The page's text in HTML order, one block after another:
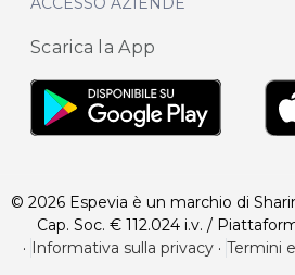
Scarica la App
© 2026 Espevia è un marchio di
Cap. Soc. € 112.024 i.v. /
·
Informativa sulla privacy· Termini